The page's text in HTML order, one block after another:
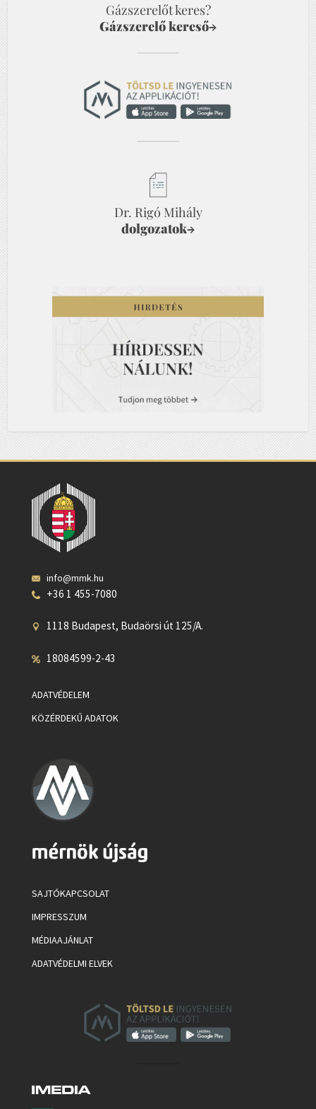
Gázszerelőt keres?
Gázszerelő kereső→
Dr. Rigó Mihály
dolgozatok→
info@mmk.hu
+36 1 455-7080
1118 Budapest, Budaörsi út 125/A.
18084599-2-43
ADATVÉDELEM
KÖZÉRDEKŰ ADATOK
SAJTÓKAPCSOLAT
IMPRESSZUM
MÉDIAAJÁNLAT
ADATVÉDELMI ELVEK